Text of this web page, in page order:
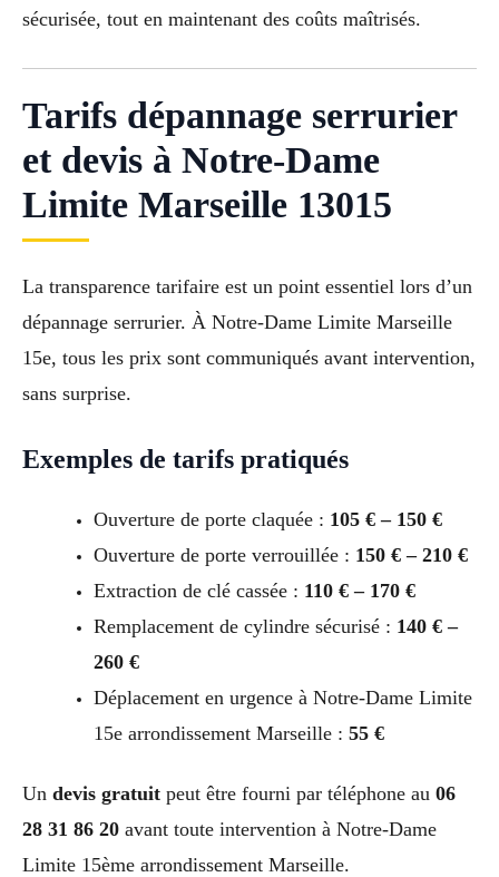
sécurisée, tout en maintenant des coûts maîtrisés.
Tarifs dépannage serrurier
et devis à Notre-Dame
Limite Marseille 13015
La transparence tarifaire est un point essentiel lors d’un
dépannage serrurier. À Notre-Dame Limite Marseille
15e, tous les prix sont communiqués avant intervention,
sans surprise.
Exemples de tarifs pratiqués
Ouverture de porte claquée : 105 € – 150 €
Ouverture de porte verrouillée : 150 € – 210 €
Extraction de clé cassée : 110 € – 170 €
Remplacement de cylindre sécurisé : 140 € –
260 €
Déplacement en urgence à Notre-Dame Limite
15e arrondissement Marseille : 55 €
Un devis gratuit peut être fourni par téléphone au 06
28 31 86 20 avant toute intervention à Notre-Dame
Limite 15ème arrondissement Marseille.